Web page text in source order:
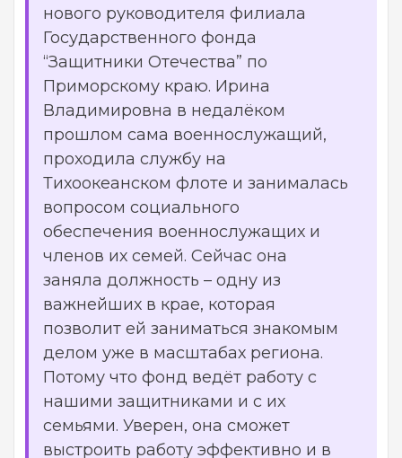
нового руководителя филиала
Государственного фонда
“Защитники Отечества” по
Приморскому краю. Ирина
Владимировна в недалёком
прошлом сама военнослужащий,
проходила службу на
Тихоокеанском флоте и занималась
вопросом социального
обеспечения военнослужащих и
членов их семей. Сейчас она
заняла должность – одну из
важнейших в крае, которая
позволит ей заниматься знакомым
делом уже в масштабах региона.
Потому что фонд ведёт работу с
нашими защитниками и с их
семьями. Уверен, она сможет
выстроить работу эффективно и в